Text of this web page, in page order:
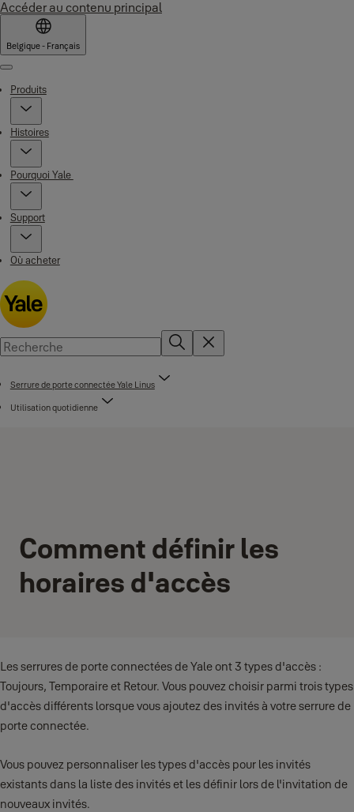
Accéder au contenu principal
Belgique - Français
Menu
Produits
Histoires
Pourquoi Yale
Support
Où acheter
Serrure de porte connectée Yale Linus
Utilisation quotidienne
Comment définir les
horaires d'accès
Les serrures de porte connectées de Yale ont 3 types d'accès :
Toujours, Temporaire et Retour. Vous pouvez choisir parmi trois types
d'accès différents lorsque vous ajoutez des invités à votre serrure de
porte connectée.
Vous pouvez personnaliser les types d'accès pour les invités
existants dans la liste des invités et les définir lors de l'invitation de
nouveaux invités.